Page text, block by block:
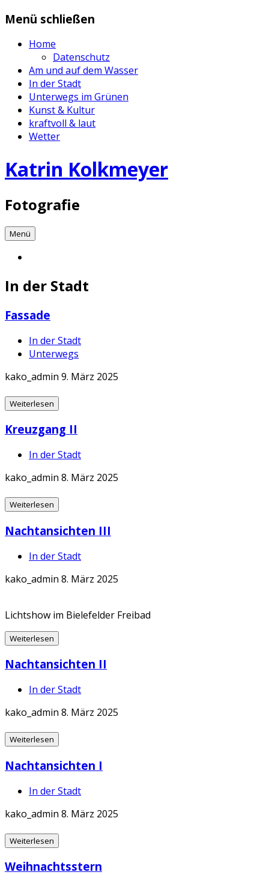
Zum
springen
Menü schließen
Home
Datenschutz
Am und auf dem Wasser
In der Stadt
Unterwegs im Grünen
Kunst & Kultur
kraftvoll & laut
Wetter
Katrin Kolkmeyer
Fotografie
Menü
In der Stadt
Fassade
In der Stadt
Unterwegs
kako_admin 9. März 2025
Weiterlesen
Kreuzgang II
In der Stadt
kako_admin 8. März 2025
Weiterlesen
Nachtansichten III
In der Stadt
kako_admin 8. März 2025
Lichtshow im Bielefelder Freibad
Weiterlesen
Nachtansichten II
In der Stadt
kako_admin 8. März 2025
Weiterlesen
Nachtansichten I
In der Stadt
kako_admin 8. März 2025
Weiterlesen
Weihnachtsstern